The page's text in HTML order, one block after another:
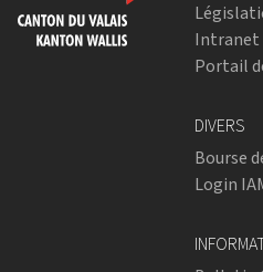
Intranet
Portail
DIVERS
Bourse
Login